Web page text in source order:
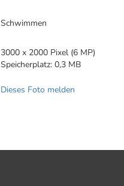
Schwimmen
3000 x 2000 Pixel (6 MP)
Speicherplatz: 0,3 MB
Dieses Foto melden